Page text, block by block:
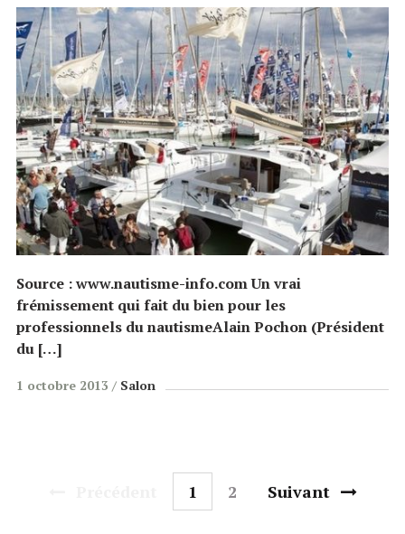
Source : www.nautisme-info.com Un vrai
frémissement qui fait du bien pour les
professionnels du nautismeAlain Pochon (Président
du […]
1 octobre 2013 Salon
1 2 Suivant